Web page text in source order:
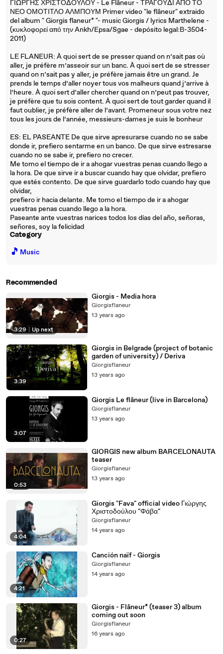
ΓΙΩΡΓΗΣ ΧΡΙΣΤΟΔΟΥΛΟΥ - Le Flâneur - ΤΡΑΓΟΥΔΙ ΑΠΟ ΤΟ
ΝΕΟ ΟΜΟΤΙΤΛΟ ΑΛΜΠΟΥΜ Primer video "le flâneur" extraido
del album " Giorgis flaneur* "- music Giorgis / lyrics Marthelene -
(κυκλοφορεί από την Ankh/Epsa/Sgae - depósito legal:Β-3504-
2011)
LE FLANEUR: À quoi sert de se presser quand on n’sait pas où
aller, je préfère m’asseoir sur un banc. À quoi sert de se stresser
quand on n’sait pas y aller, je préfère jamais être un grand. Je
prends le temps d’aller noyer tous vos malheurs quand j’arrive à
l’heure. À quoi sert d’aller chercher quand on n’peut pas trouver,
je préfère que tu sois content. À quoi sert de tout garder quand il
faut oublier, je préfère aller de l’avant. Promeneur sous votre nez
tous les jours de l’année, messieurs-dames je suis le bonheur
ES: EL PASEANTE De que sirve apresurarse cuando no se sabe
donde ir, prefiero sentarme en un banco. De que sirve estresarse
cuando no se sabe ir, prefiero no crecer.
Me tomo el tiempo de ir a ahogar vuestras penas cuando llego a
la hora. De que sirve ir a buscar cuando hay que olvidar, prefiero
que estés contento. De que sirve guardarlo todo cuando hay que
olvidar,
prefiero ir hacia delante. Me tomo el tiempo de ir a ahogar
vuestras penas cuando llego a la hora.
Paseante ante vuestras narices todos los días del año, señoras,
señores, soy la felicidad
Category
🎵 Music
Recommended
3:29 Up next
Giorgis - Media hora
Giorgisflaneur
13 years ago
3:39
Giorgis in Belgrade (project of botanic
garden of university) / Deriva
Giorgisflaneur
13 years ago
3:07
Giorgis Le flâneur (live in Barcelona)
Giorgisflaneur
13 years ago
0:53
GIORGIS new album BARCELONAUTA
teaser
Giorgisflaneur
13 years ago
4:04
Giorgis "Fava" official video Γιώργης
Χριστοδούλου "Φάβα"
Giorgisflaneur
14 years ago
4:21
Canción naïf - Giorgis
Giorgisflaneur
14 years ago
0:27
Giorgis - Flâneur* (teaser 3) album
coming out soon
Giorgisflaneur
16 years ago